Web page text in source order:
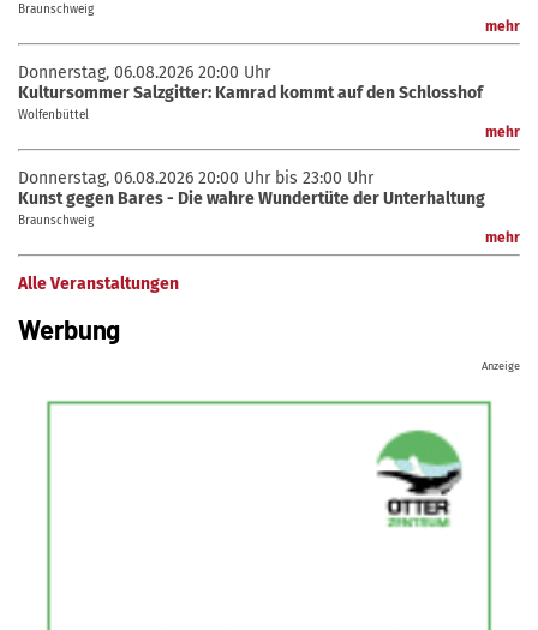
Braunschweig
mehr
Donnerstag, 06.08.2026 20:00 Uhr
Kultursommer Salzgitter: Kamrad kommt auf den Schlosshof
Wolfenbüttel
mehr
Donnerstag, 06.08.2026 20:00 Uhr bis 23:00 Uhr
Kunst gegen Bares - Die wahre Wundertüte der Unterhaltung
Braunschweig
mehr
Alle Veranstaltungen
Werbung
Anzeige